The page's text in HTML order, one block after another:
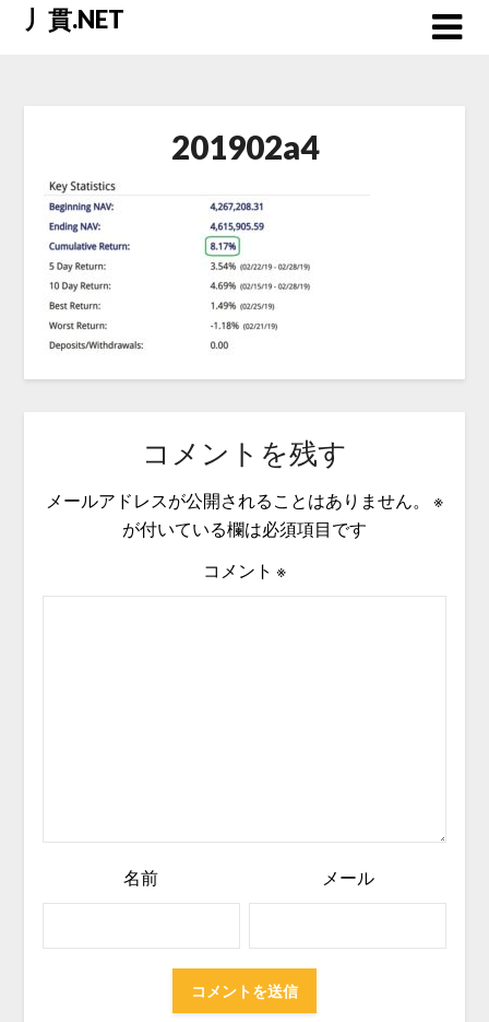
Skip丿貫.NET
201902a4
コメントを残す
メールアドレスが公開されることはありません。
※
が付いている欄は必須項目です
コメント ※
名前 メール